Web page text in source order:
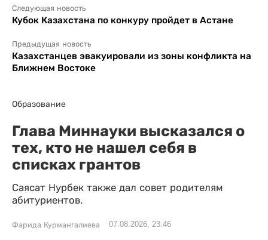
Следующая новость
Кубок Казахстана по конкуру пройдет в Астане
Предыдущая новость
Казахстанцев эвакуировали из зоны конфликта на
Ближнем Востоке
Образование
Глава Миннауки высказался о
тех, кто не нашел себя в
списках грантов
Саясат Нурбек также дал совет родителям
абитуриентов.
Фарида Курмангалиева 07.08.2026, 23:46